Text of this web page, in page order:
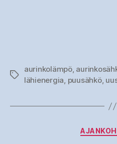
Avainsanat
aurinkolämpö,
lähienergia, puusähkö,